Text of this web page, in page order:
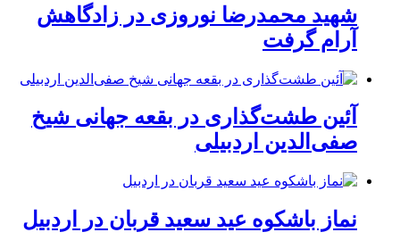
شهید محمدرضا نوروزی در زادگاهش
آرام گرفت
آئین طشت‌گذاری در بقعه جهانی شیخ
صفی‌الدین اردبیلی
نماز باشکوه عید سعید قربان در اردبیل